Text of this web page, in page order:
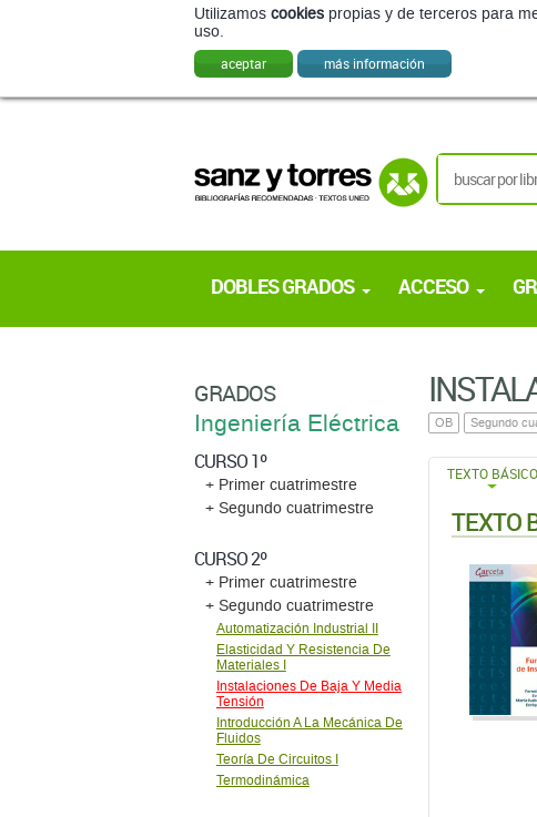
Utilizamos cookies propias y de terceros para
uso.
aceptar más información
DOBLES GRADOS ACCESO
OB Segundo
TEXTO BÁSICO
TEXTO
GRADOS
Ingeniería Eléctrica
CURSO 1º
+ Primer cuatrimestre
+ Segundo cuatrimestre
CURSO 2º
+ Primer cuatrimestre
+ Segundo cuatrimestre
Automatización Industrial II
Elasticidad Y Resistencia De
Materiales I
Instalaciones De Baja Y Media
Tensión
Introducción A La Mecánica De
Fluidos
Teoría De Circuitos I
Termodinámica